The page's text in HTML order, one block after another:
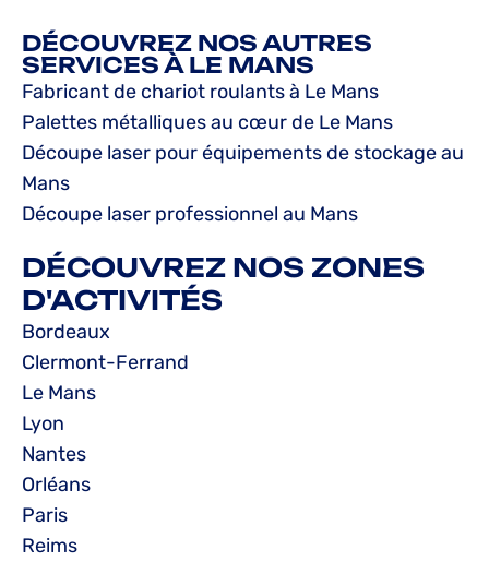
DÉCOUVREZ NOS AUTRES
SERVICES À LE MANS
Fabricant de chariot roulants à Le Mans
Palettes métalliques au cœur de Le Mans
Découpe laser pour équipements de stockage au
Mans
Découpe laser professionnel au Mans
DÉCOUVREZ NOS ZONES
D'ACTIVITÉS
Bordeaux
Clermont-Ferrand
Le Mans
Lyon
Nantes
Orléans
Paris
Reims